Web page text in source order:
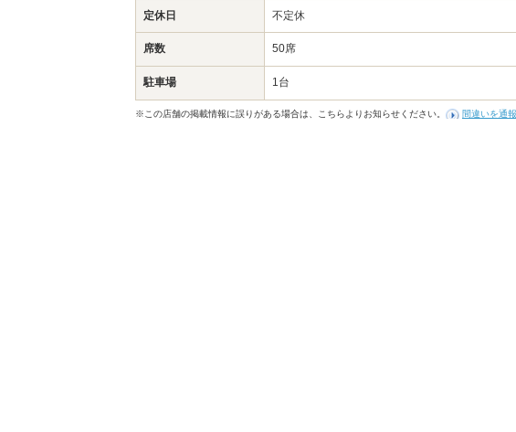
定休日 不定休
席数 50席
駐車場 1台
※この店舗の掲載情報に誤りがある場合は、こちらよりお知らせください。 間違いを通